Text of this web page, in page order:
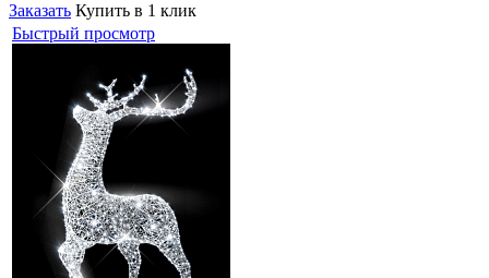
Заказать Купить в 1 клик
Быстрый просмотр